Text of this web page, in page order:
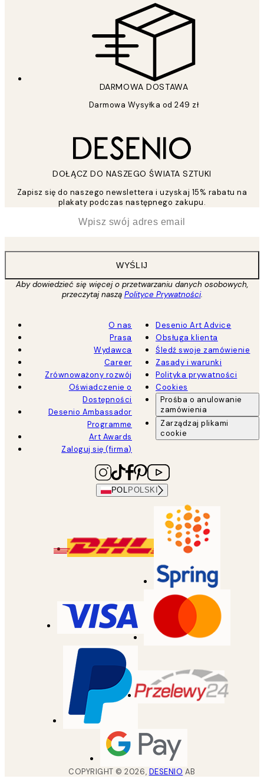
DARMOWA DOSTAWA
Darmowa Wysyłka od 249 zł
DOŁĄCZ DO NASZEGO ŚWIATA SZTUKI
Zapisz się do naszego newslettera i uzyskaj 15% rabatu na
plakaty podczas następnego zakupu.
WYŚLIJ
Aby dowiedzieć się więcej o przetwarzaniu danych osobowych,
przeczytaj naszą Polityce Prywatności.
O nas
Prasa
Wydawca
Career
Zrównoważony rozwój
Oświadczenie o
Dostępności
Desenio Ambassador
Programme
Art Awards
Zaloguj się (firma)
Desenio Art Advice
Obsługa klienta
Śledź swoje zamówienie
Zasady i warunki
Polityka prywatności
Cookies
Prośba o anulowanie
zamówienia
Zarządzaj plikami
cookie
POL POLSKI
COPYRIGHT ©2026, DESENIO AB